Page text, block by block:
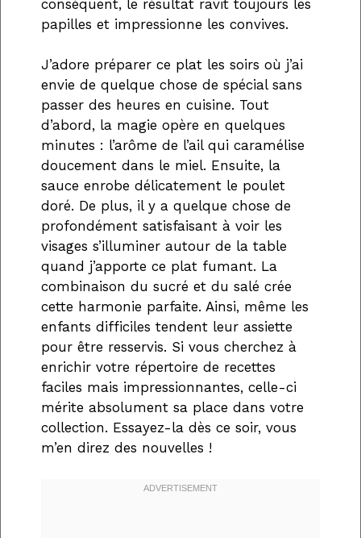
conséquent, le résultat ravit toujours les
papilles et impressionne les convives.
J’adore préparer ce plat les soirs où j’ai
envie de quelque chose de spécial sans
passer des heures en cuisine. Tout
d’abord, la magie opère en quelques
minutes : l’arôme de l’ail qui caramélise
doucement dans le miel. Ensuite, la
sauce enrobe délicatement le poulet
doré. De plus, il y a quelque chose de
profondément satisfaisant à voir les
visages s’illuminer autour de la table
quand j’apporte ce plat fumant. La
combinaison du sucré et du salé crée
cette harmonie parfaite. Ainsi, même les
enfants difficiles tendent leur assiette
pour être resservis. Si vous cherchez à
enrichir votre répertoire de recettes
faciles mais impressionnantes, celle-ci
mérite absolument sa place dans votre
collection. Essayez-la dès ce soir, vous
m’en direz des nouvelles !